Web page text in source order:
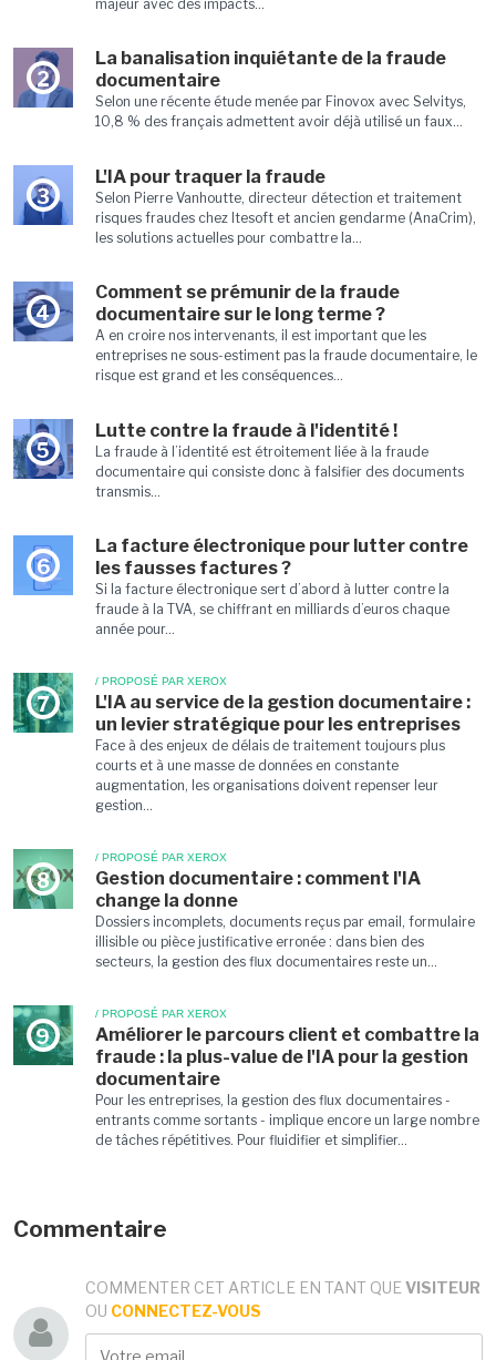
majeur avec des impacts...
2
La banalisation inquiétante de la fraude
documentaire
Selon une récente étude menée par Finovox avec Selvitys,
10,8 % des français admettent avoir déjà utilisé un faux...
3
L'IA pour traquer la fraude
Selon Pierre Vanhoutte, directeur détection et traitement
risques fraudes chez Itesoft et ancien gendarme (AnaCrim),
les solutions actuelles pour combattre la...
4
Comment se prémunir de la fraude
documentaire sur le long terme ?
A en croire nos intervenants, il est important que les
entreprises ne sous-estiment pas la fraude documentaire, le
risque est grand et les conséquences...
5
Lutte contre la fraude à l'identité !
La fraude à l’identité est étroitement liée à la fraude
documentaire qui consiste donc à falsifier des documents
transmis...
6
La facture électronique pour lutter contre
les fausses factures ?
Si la facture électronique sert d’abord à lutter contre la
fraude à la TVA, se chiffrant en milliards d’euros chaque
année pour...
7
/ PROPOSÉ PAR XEROX
L'IA au service de la gestion documentaire :
un levier stratégique pour les entreprises
Face à des enjeux de délais de traitement toujours plus
courts et à une masse de données en constante
augmentation, les organisations doivent repenser leur
gestion...
8
/ PROPOSÉ PAR XEROX
Gestion documentaire : comment l'IA
change la donne
Dossiers incomplets, documents reçus par email, formulaire
illisible ou pièce justificative erronée : dans bien des
secteurs, la gestion des flux documentaires reste un...
9
/ PROPOSÉ PAR XEROX
Améliorer le parcours client et combattre la
fraude : la plus-value de l'IA pour la gestion
documentaire
Pour les entreprises, la gestion des flux documentaires -
entrants comme sortants - implique encore un large nombre
de tâches répétitives. Pour fluidifier et simplifier...
Commentaire
COMMENTER CET ARTICLE EN TANT QUE VISITEUR
OU CONNECTEZ-VOUS